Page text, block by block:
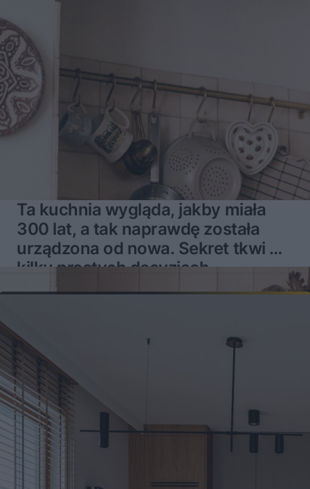
Ta kuchnia wygląda, jakby miała
300 lat, a tak naprawdę została
urządzona od nowa. Sekret tkwi w
kilku prostych decyzjach